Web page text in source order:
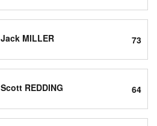
Jack MILLER 73
Scott REDDING 64